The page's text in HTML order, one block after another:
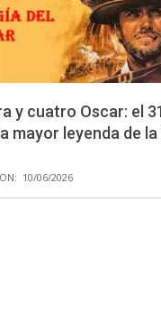
y cuatro Oscar: el
mayor leyenda de
ON: 10/06/2026